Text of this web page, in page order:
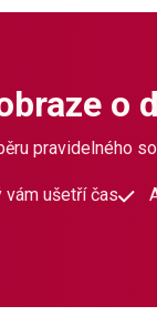
o
pravidelného
vám ušetří čas